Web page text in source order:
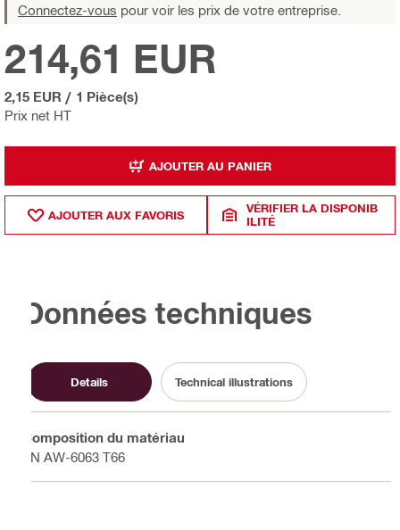
Connectez-vous pour voir les prix de votre entreprise.
Prix net HT
214,61 EUR
2,15 EUR / 1 Pièce(s)
AJOUTER AU PANIER
AJOUTER AUX FAVORIS
VÉRIFIER LA DISPONIB
ILITÉ
Données techniques
Details Technical illustrations
Composition du matériau
EN AW-6063 T66